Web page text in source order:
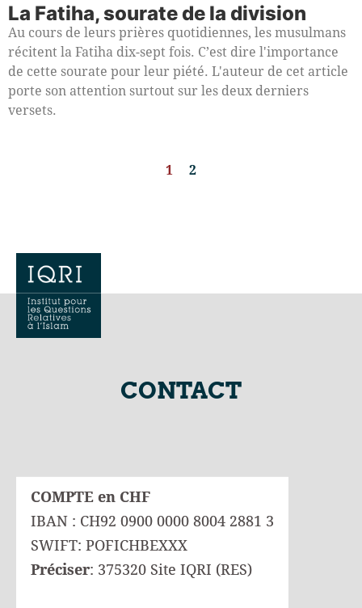
La Fatiha, sourate de la division
Au cours de leurs prières quotidiennes, les musulmans
récitent la Fatiha dix-sept fois. C’est dire l'importance
de cette sourate pour leur piété. L'auteur de cet article
porte son attention surtout sur les deux derniers
versets.
1 2
CONTACT
COMPTE en CHF
IBAN : CH92 0900 0000 8004 2881 3
SWIFT: POFICHBEXXX
Préciser: 375320 Site IQRI (RES)